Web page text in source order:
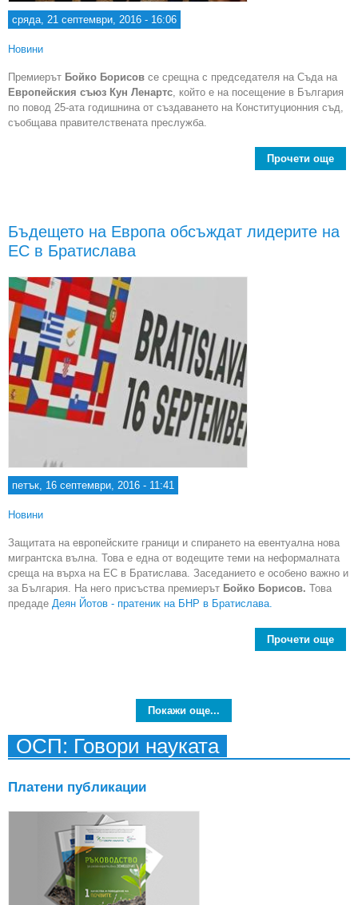
сряда, 21 септември, 2016 - 16:06
Новини
Премиерът Бойко Борисов се срещна с председателя на Съда на
Европейския съюз Кун Ленартс , който е на посещение в България
по повод 25-ата годишнина от създаването на Конституционния съд,
съобщава правителствената преслужба.
Прочети още
на
Бъдещето на Европа обсъждат лидерите на
ЕС в Братислава
петък, 16 септември, 2016 - 11:41
Новини
Защитата на европейските граници и спирането на евентуална нова
мигрантска вълна. Това е една от водещите теми на неформалната
среща на върха на ЕС в Братислава. Заседанието е особено важно и
за България. На него присъства премиерът Бойко Борисов. Това
предаде Деян Йотов - пратеник на БНР в Братислава.
Прочети още
Покажи още...
ОСП: Говори науката
Платени публикации